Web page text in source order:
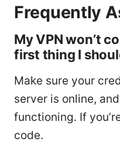
Frequently
My VPN won’t
first thing I
Make sure your
server is online,
functioning. If
code.